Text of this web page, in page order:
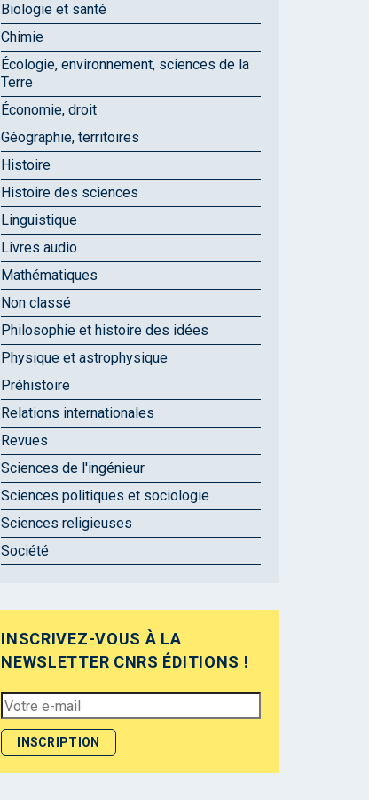
Biologie et santé
Chimie
Écologie, environnement, sciences de la
Terre
Économie, droit
Géographie, territoires
Histoire
Histoire des sciences
Linguistique
Livres audio
Mathématiques
Non classé
Philosophie et histoire des idées
Physique et astrophysique
Préhistoire
Relations internationales
Revues
Sciences de l'ingénieur
Sciences politiques et sociologie
Sciences religieuses
Société
INSCRIVEZ-VOUS À LA
NEWSLETTER CNRS ÉDITIONS !